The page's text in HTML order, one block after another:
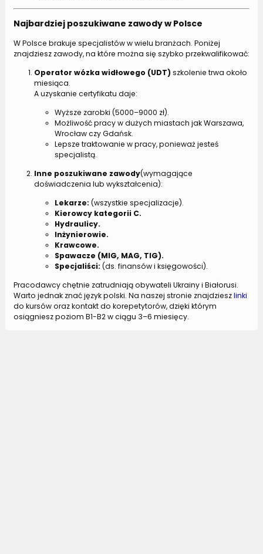
Najbardziej poszukiwane zawody w Polsce
W Polsce brakuje specjalistów w wielu branżach. Poniżej
znajdziesz zawody, na które można się szybko przekwalifikować:
Operator wózka widłowego (UDT) szkolenie trwa około
miesiąca.
A uzyskanie certyfikatu daje:
Wyższe zarobki (5000–9000 zł).
Możliwość pracy w dużych miastach jak Warszawa,
Wrocław czy Gdańsk.
Lepsze traktowanie w pracy, ponieważ jesteś
specjalistą.
Inne poszukiwane zawody(wymagające
doświadczenia lub wykształcenia):
Lekarze: (wszystkie specjalizacje).
Kierowcy kategorii C.
Hydraulicy.
Inżynierowie.
Krawcowe.
Spawacze (MIG, MAG, TIG).
Specjaliści: (ds. finansów i księgowości).
Pracodawcy chętnie zatrudniają obywateli Ukrainy i Białorusi.
Warto jednak znać język polski. Na naszej stronie znajdzieszlinki
do kursów oraz kontakt do korepetytorów, dzięki którym
osiągniesz poziom B1-B2 w ciągu 3–6 miesięcy.